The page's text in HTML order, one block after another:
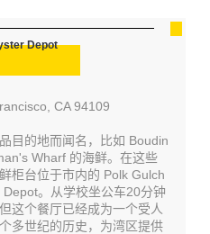
Depot
CA 94109
目的地而闻名，比如 Boudin
Wharf 的海鲜。在这些
柜台位于市内的 Polk Gulch
。从学校坐公车20分钟
这个餐厅已经成为一个受人
多世纪的历史，为湾区提供